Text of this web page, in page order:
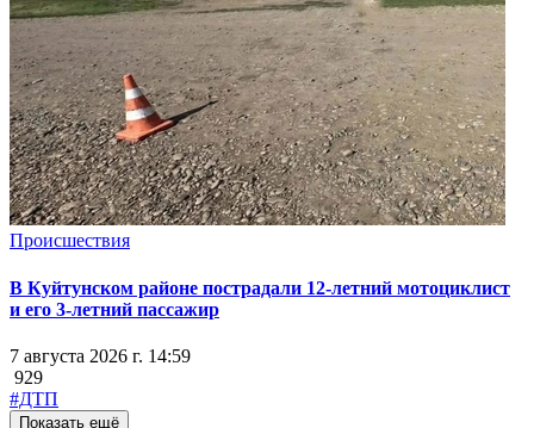
Происшествия
В Куйтунском районе пострадали 12-летний мотоциклист
и его 3-летний пассажир
7 августа 2026 г. 14:59
929
#ДТП
Показать ещё